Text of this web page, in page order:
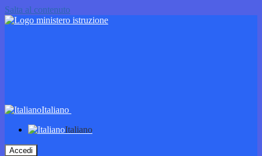
Salta al contenuto
Italiano
Italiano
Accedi